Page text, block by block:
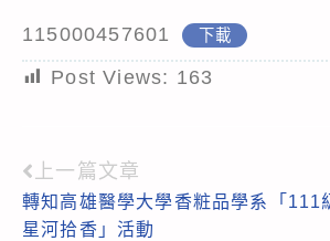
115000457601 下載
Post Views: 163
Read
more
上一篇文章
轉知高雄醫學大學香粧品學系「111
星河拾香」活動